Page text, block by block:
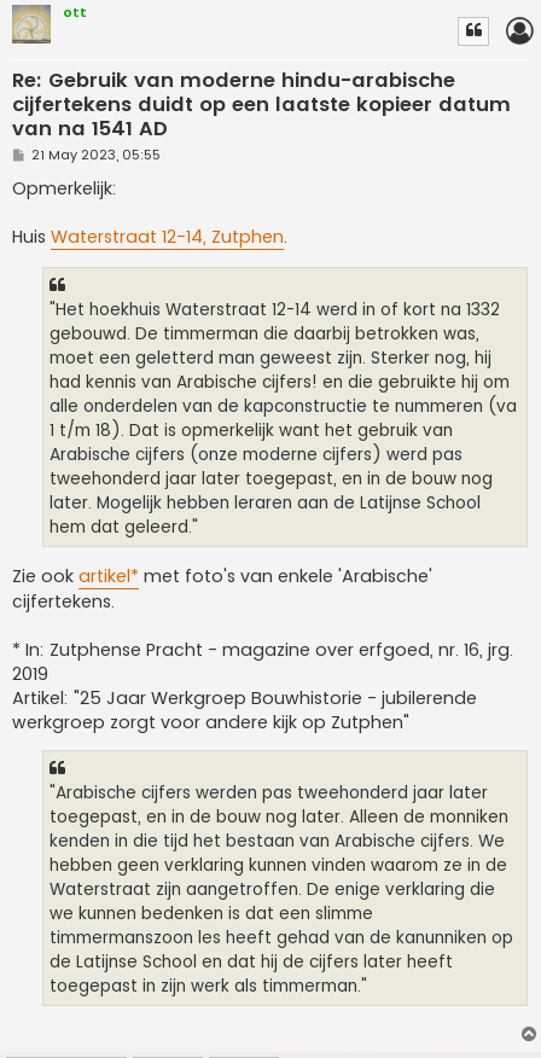
ott
Re: Gebruik van moderne hindu-arabische
cijfertekens duidt op een laatste kopieer datum
van na 1541 AD
P
s
t
21 May 2023, 05:55
Opmerkelijk:
Huis Waterstraat 12-14, Zutphen.
"Het hoekhuis Waterstraat 12-14 werd in of kort na 1332
gebouwd. De timmerman die daarbij betrokken was,
moet een geletterd man geweest zijn. Sterker nog, hij
had kennis van Arabische cijfers! en die gebruikte hij om
alle onderdelen van de kapconstructie te nummeren (va
1 t/m 18). Dat is opmerkelijk want het gebruik van
Arabische cijfers (onze moderne cijfers) werd pas
tweehonderd jaar later toegepast, en in de bouw nog
later. Mogelijk hebben leraren aan de Latijnse School
hem dat geleerd."
Zie ook artikel* met foto's van enkele 'Arabische'
cijfertekens.
* In: Zutphense Pracht - magazine over erfgoed, nr. 16, jrg.
2019
Artikel: "25 Jaar Werkgroep Bouwhistorie - jubilerende
werkgroep zorgt voor andere kijk op Zutphen"
"Arabische cijfers werden pas tweehonderd jaar later
toegepast, en in de bouw nog later. Alleen de monniken
kenden in die tijd het bestaan van Arabische cijfers. We
hebben geen verklaring kunnen vinden waarom ze in de
Waterstraat zijn aangetroffen. De enige verklaring die
we kunnen bedenken is dat een slimme
timmermanszoon les heeft gehad van de kanunniken op
de Latijnse School en dat hij de cijfers later heeft
toegepast in zijn werk als timmerman."